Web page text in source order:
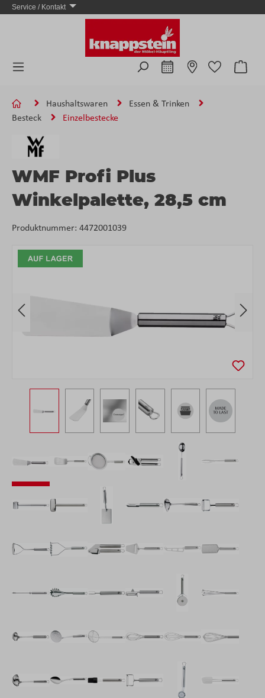
Zum Hauptinhalt springen
Service / Kontakt
Haushaltswaren
Essen & Trinken
Besteck
Einzelbestecke
Bildergalerie überspringen
WMF Profi Plus
Winkelpalette, 28,5 cm
Produktnummer: 4472001039